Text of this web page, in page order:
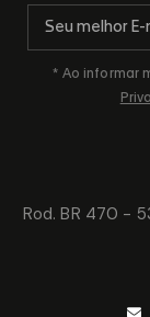
Rod. BR 470 -
* Ao informar